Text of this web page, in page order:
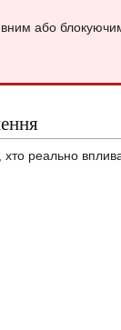
або
хто реально